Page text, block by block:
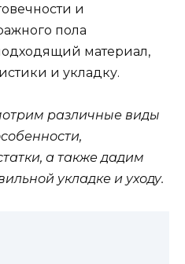
и
пола
материал,
и укладку.
различные виды
а также дадим
укладке и уходу.